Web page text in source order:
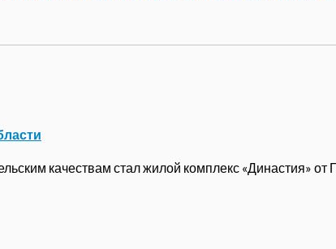
качествам стал жилой комплекс «Династия»